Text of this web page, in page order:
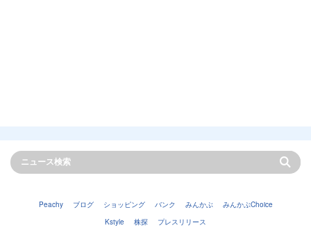
Peachy ブログ ショッピング バンク みんかぶ
みんかぶChoice
Kstyle
株探 プレスリリース